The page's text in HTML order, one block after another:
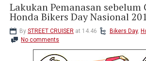
Lakukan Pemanasan sebelum
Honda Bikers Day Nasional
By STREET CRUISER at 14.46 Bikers Day,
No comments